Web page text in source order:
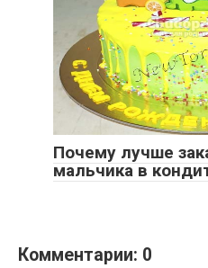
Почему лучше
мальчика в
Комментарии: 0